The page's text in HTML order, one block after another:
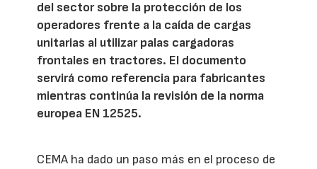
del sector sobre la protección de los
operadores frente a la caída de cargas
unitarias al utilizar palas cargadoras
frontales en tractores. El documento
servirá como referencia para fabricantes
mientras continúa la revisión de la norma
europea EN 12525.
CEMA ha dado un paso más en el proceso de